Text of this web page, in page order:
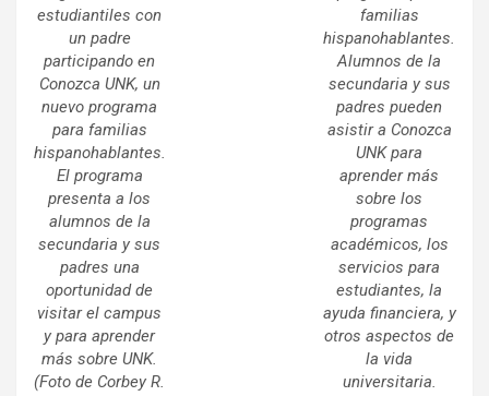
estudiantiles con
un padre
participando en
Conozca UNK, un
nuevo programa
para familias
hispanohablantes.
El programa
presenta a los
alumnos de la
secundaria y sus
padres una
oportunidad de
visitar el campus
y para aprender
más sobre UNK.
(Foto de Corbey R.
familias
hispanohablantes.
Alumnos de la
secundaria y sus
padres pueden
asistir a Conozca
UNK para
aprender más
sobre los
programas
académicos, los
servicios para
estudiantes, la
ayuda financiera, y
otros aspectos de
la vida
universitaria.